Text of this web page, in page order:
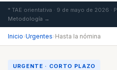
* TAE orientativa · 9 de mayo de 2026 ·
Metodología →
Inicio›Urgentes›Hasta la nómina
URGENTE · CORTO PLAZO